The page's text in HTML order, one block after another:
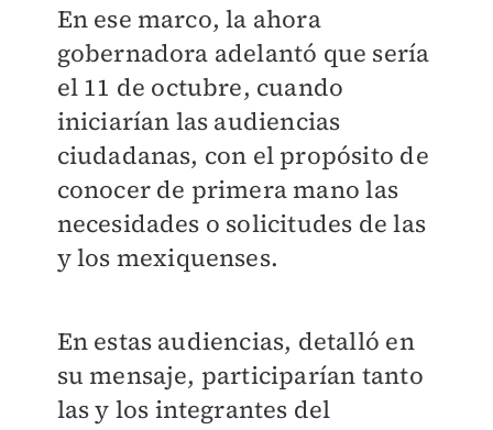
En ese marco, la ahora
gobernadora adelantó que sería
el 11 de octubre, cuando
iniciarían las audiencias
ciudadanas, con el propósito de
conocer de primera mano las
necesidades o solicitudes de las
y los mexiquenses.
En estas audiencias, detalló en
su mensaje, participarían tanto
las y los integrantes del